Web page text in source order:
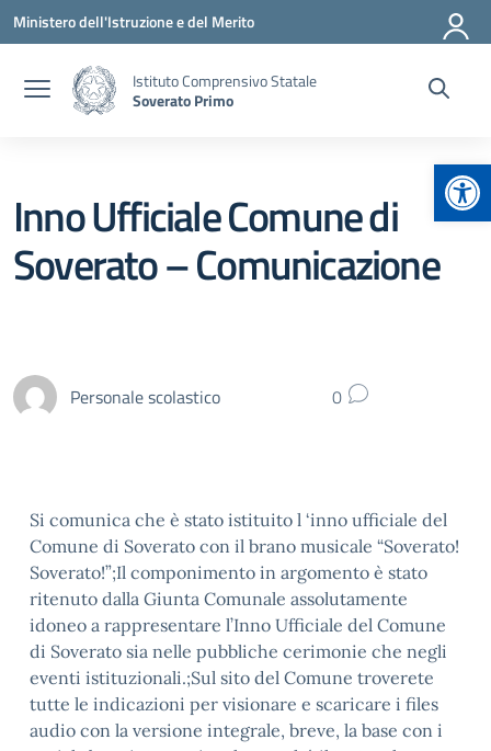
Vai ai contenuti
Vai al menu di navigazione
Vai al footer
Ministero dell'Istruzione e del Merito
Istituto Comprensivo Statale
Soverato Primo
Inno Ufficiale Comune di
Soverato – Comunicazione
Personale scolastico 0
Si comunica che è stato istituito l ‘inno ufficiale del
Comune di Soverato con il brano musicale “Soverato!
Soverato!”;Il componimento in argomento è stato
ritenuto dalla Giunta Comunale assolutamente
idoneo a rappresentare l’Inno Ufficiale del Comune
di Soverato sia nelle pubbliche cerimonie che negli
eventi istituzionali.;Sul sito del Comune troverete
tutte le indicazioni per visionare e scaricare i files
audio con la versione integrale, breve, la base con i